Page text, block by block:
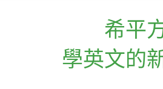
希平
學英文的